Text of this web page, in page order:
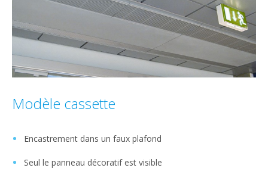
Modèle cassette
Encastrement dans un faux plafond
Seul le panneau décoratif est visible